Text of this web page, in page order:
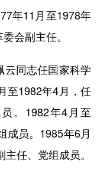
عربى
한국어
年11月至1978年
会副主任。
同志任国家科学
至1982年4月，任
。1982年4月至
成员。1985年6月
任、党组成员。